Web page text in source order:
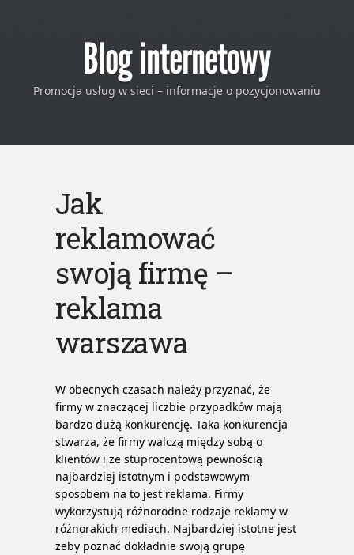
Blog internetowy
Promocja usług w sieci – informacje o pozycjonowaniu
Jak
reklamować
swoją firmę –
reklama
warszawa
W obecnych czasach należy przyznać, że
firmy w znaczącej liczbie przypadków mają
bardzo dużą konkurencję. Taka konkurencja
stwarza, że firmy walczą między sobą o
klientów i ze stuprocentową pewnością
najbardziej istotnym i podstawowym
sposobem na to jest reklama. Firmy
wykorzystują różnorodne rodzaje reklamy w
różnorakich mediach. Najbardziej istotne jest
żeby poznać dokładnie swoją grupę